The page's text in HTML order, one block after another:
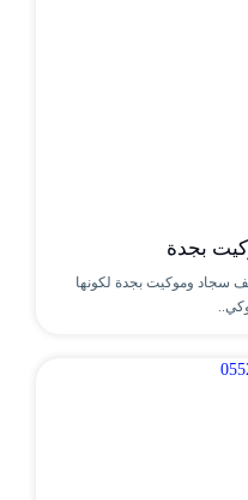
بجدة
سجاد وموكيت بجدة لكونها